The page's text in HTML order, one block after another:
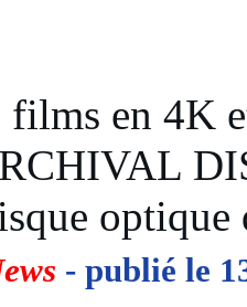
en 4K
optique
- publié le